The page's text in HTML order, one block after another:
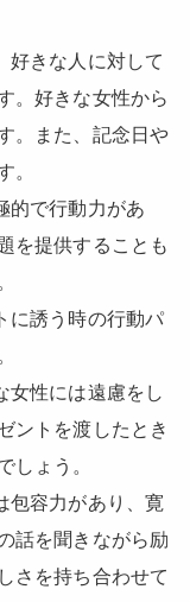
好きな人に対して
。好きな女性から
。また、記念日や
。
的で行動力があ
を提供することも
に誘う時の行動パ
女性には遠慮をし
ントを渡したとき
しょう。
包容力があり、寛
話を聞きながら励
さを持ち合わせて